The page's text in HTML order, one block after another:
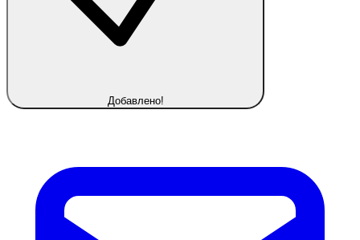
Добавлено!